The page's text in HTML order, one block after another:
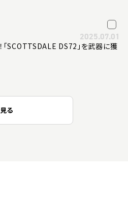
2025.07.01
SCOTTSDALE DS72」を武器に獲
る